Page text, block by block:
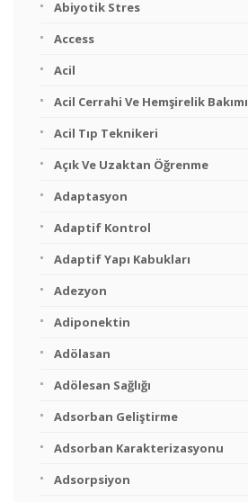
Abiyotik Stres
Access
Acil
Acil Cerrahi Ve Hemşirelik Bakımı
Acil Tıp Teknikeri
Açık Ve Uzaktan Öğrenme
Adaptasyon
Adaptif Kontrol
Adaptif Yapı Kabukları
Adezyon
Adiponektin
Adölasan
Adölesan Sağlığı
Adsorban Geliştirme
Adsorban Karakterizasyonu
Adsorpsiyon